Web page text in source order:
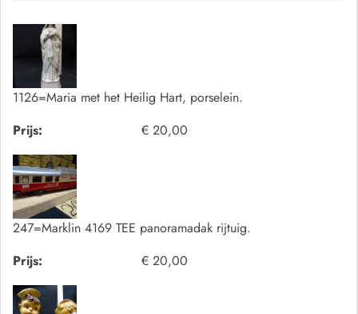
1126=Maria met het Heilig Hart, porselein.
Prijs:
€ 20,00
247=Marklin 4169 TEE panoramadak rijtuig.
Prijs:
€ 20,00